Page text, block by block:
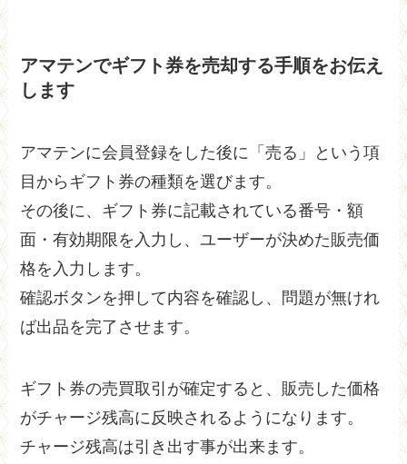
アマテンでギフト券を売却する手順をお伝え
します
アマテンに会員登録をした後に「売る」という項
目からギフト券の種類を選びます。
その後に、ギフト券に記載されている番号・額
面・有効期限を入力し、ユーザーが決めた販売価
格を入力します。
確認ボタンを押して内容を確認し、問題が無けれ
ば出品を完了させます。
ギフト券の売買取引が確定すると、販売した価格
がチャージ残高に反映されるようになります。
チャージ残高は引き出す事が出来ます。